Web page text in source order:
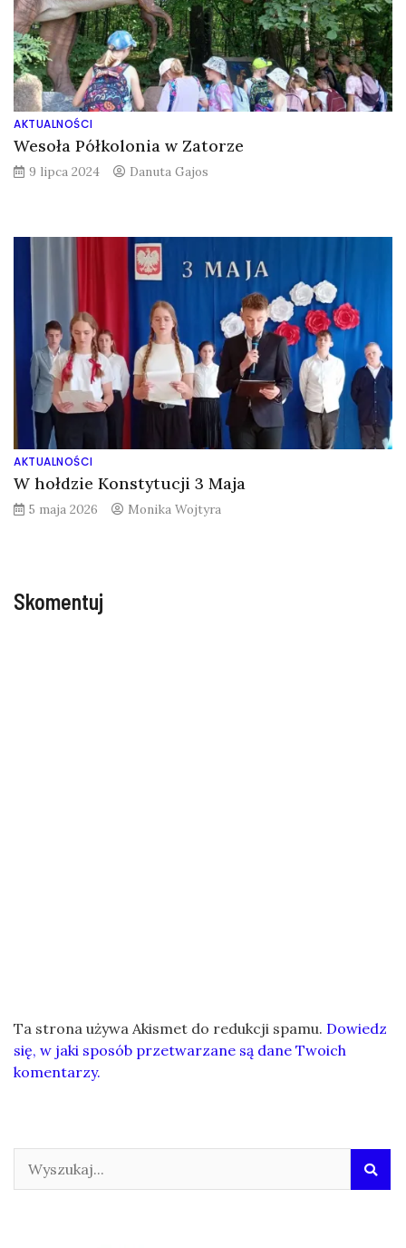
AKTUALNOŚCI
Wesoła Półkolonia w Zatorze
9 lipca 2024 Danuta Gajos
AKTUALNOŚCI
W hołdzie Konstytucji 3 Maja
5 maja 2026 Monika Wojtyra
Skomentuj
Ta strona używa Akismet do redukcji spamu. Dowiedz
się, w jaki sposób przetwarzane są dane Twoich
komentarzy.